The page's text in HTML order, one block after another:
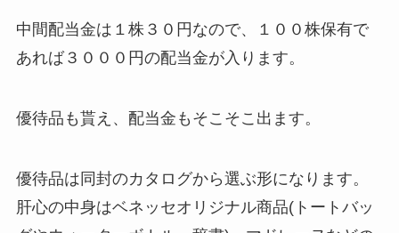
中間配当金は１株３０円なので、１００株保有で
あれば３０００円の配当金が入ります。
優待品も貰え、配当金もそこそこ出ます。
優待品は同封のカタログから選ぶ形になります。
肝心の中身はベネッセオリジナル商品(トートバッ